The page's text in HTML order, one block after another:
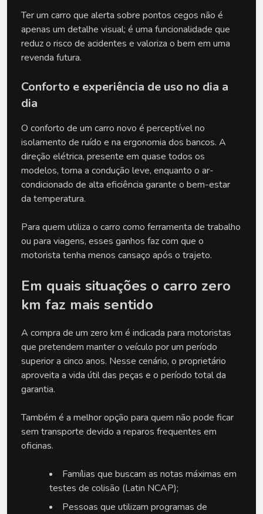
Ter um carro que alerta sobre pontos cegos não é
apenas um detalhe visual; é uma funcionalidade que
reduz o risco de acidentes e valoriza o bem em uma
revenda futura.
Conforto e experiência de uso no dia a
dia
O conforto de um carro novo é perceptível no
isolamento de ruído e na ergonomia dos bancos. A
direção elétrica, presente em quase todos os
modelos, torna a condução leve, enquanto o ar-
condicionado de alta eficiência garante o bem-estar
da temperatura.
Para quem utiliza o carro como ferramenta de trabalho
ou para viagens, esses ganhos faz com que o
motorista tenha menos cansaço após o trajeto.
Em quais situações o carro zero
km faz mais sentido
A compra de um zero km é indicada para motoristas
que pretendem manter o veículo por um período
superior a cinco anos. Nesse cenário, o proprietário
aproveita a vida útil das peças e o período total da
garantia.
Também é a melhor opção para quem não pode ficar
sem transporte devido a reparos frequentes em
oficinas.
Famílias que buscam as notas máximas em
testes de colisão (Latin NCAP);
Pessoas que utilizam programas de